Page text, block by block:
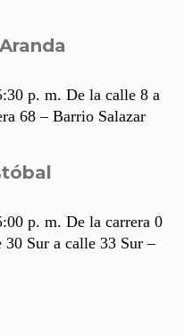
p. m. De la calle 8 a
68 – Barrio Salazar
p. m. De la carrera 0
30 Sur a calle 33 Sur –